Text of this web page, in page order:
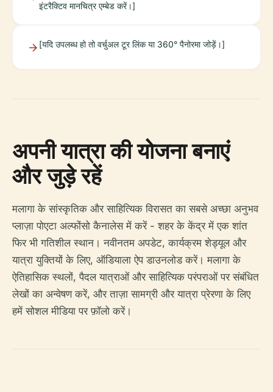
इंटरैक्टिव मानचित्र एम्बेड करें।]
[यदि उपलब्ध हो तो वर्चुअल टूर लिंक या 360° पैनोरमा जोड़ें।]
अपनी यात्रा की योजना बनाएं
और जुड़े रहें
मलागा के सांस्कृतिक और साहित्यिक विरासत का सबसे अच्छा अनुभव
प्लाज़ा पोएटा अल्फोंसो कैनालेस में करें - शहर के केंद्र में एक शांत
फिर भी गतिशील स्थान। नवीनतम अपडेट, कार्यक्रम शेड्यूल और
यात्रा युक्तियों के लिए, ऑडियाला ऐप डाउनलोड करें। मलागा के
ऐतिहासिक स्थलों, पैदल यात्राओं और साहित्यिक परंपराओं पर संबंधित
लेखों का अन्वेषण करें, और ताज़ा सामग्री और यात्रा प्रेरणा के लिए
हमें सोशल मीडिया पर फ़ॉलो करें।